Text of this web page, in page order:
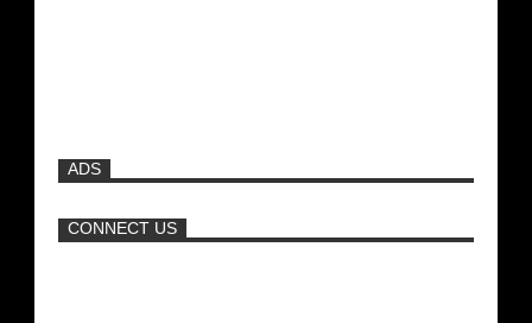
σφαλιάρες έξω από την πισίνα
ADS
CONNECT US